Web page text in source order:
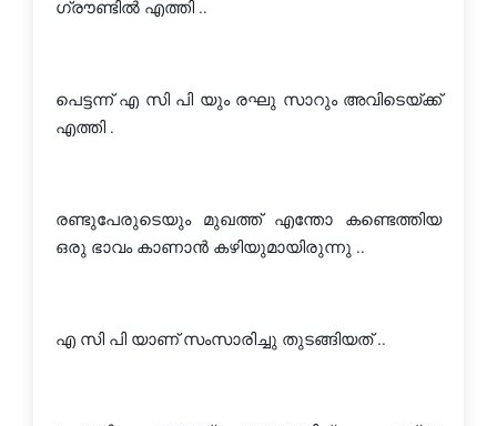
ഗ്രൗണ്ടില്‍ എത്തി ..
പെട്ടന്ന് എ സി പി യും രഘു സാറും അവിടെയ്ക്ക്
എത്തി .
രണ്ടുപേരുടെയും മുഖത്ത് എന്തോ കണ്ടെത്തിയ
ഒരു ഭാവം കാണാന്‍ കഴിയുമായിരുന്നു ..
എ സി പി യാണ് സംസാരിച്ചു തുടങ്ങിയത് ..